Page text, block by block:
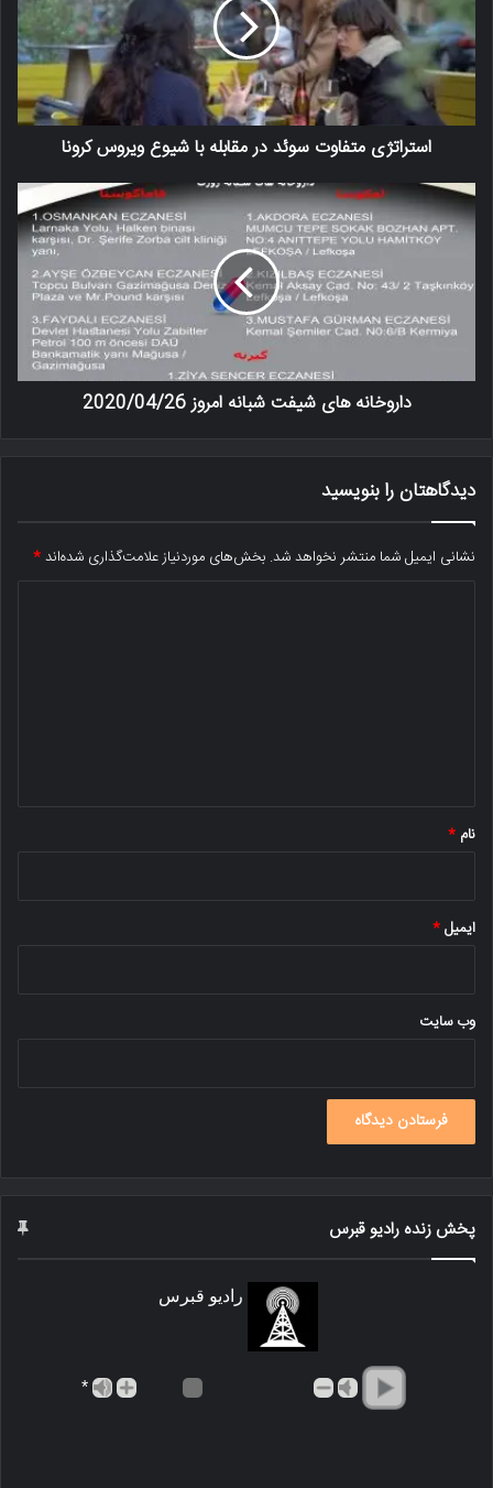
استراتژی متفاوت سوئد در مقابله با شیوع ویروس کرونا
داروخانه های شیفت شبانه امروز 2020/04/26
دیدگاهتان را بنویسید
نشانی ایمیل شما منتشر نخواهد شد. بخش‌های موردنیاز علامت‌گذاری شده‌اند*
نام *
ایمیل*
وب‌ سایت
پخش زنده رادیو قبرس
رادیو قبرس
*